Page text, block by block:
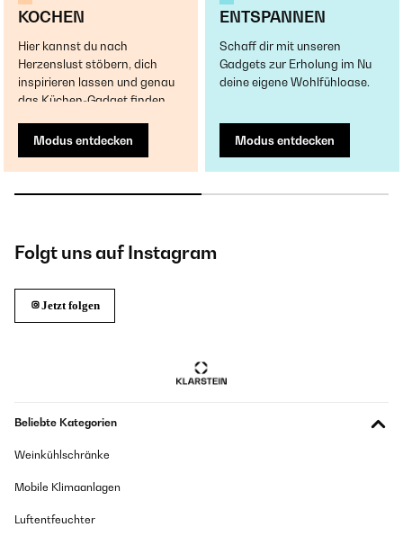
KOCHEN
Hier kannst du nach
Herzenslust stöbern, dich
inspirieren lassen und genau
das Küchen-Gadget finden.
Modus entdecken
ENTSPANNEN
Schaff dir mit unseren
Gadgets zur Erholung im Nu
deine eigene Wohlfühloase.
Modus entdecken
Folgt uns auf Instagram
Jetzt folgen
Beliebte Kategorien
Weinkühlschränke
Mobile Klimaanlagen
Luftentfeuchter